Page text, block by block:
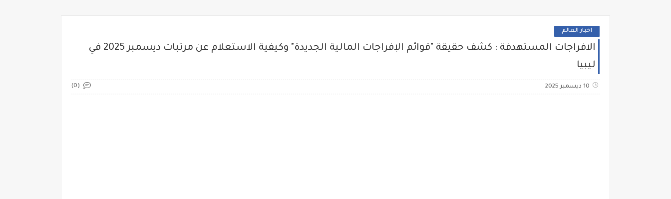
اخبار العالم
الافراجات المستهدفة : كشف حقيقة "قوائم الإفراجات المالية الجديدة" وكيفية الاستعلام عن مرتبات ديسمبر 2025 في
ليبيا
10 ديسمبر 2025 (0)